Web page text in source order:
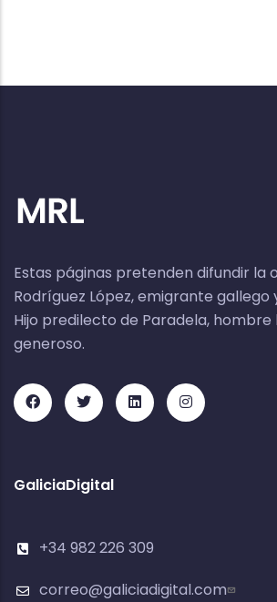
Estas páginas pretenden difundir la
Rodríguez López, emigrante
Hijo predilecto de Paradela, hombre
generoso.
GaliciaDigital
+34 982 226 309
correo@galiciadigital.com